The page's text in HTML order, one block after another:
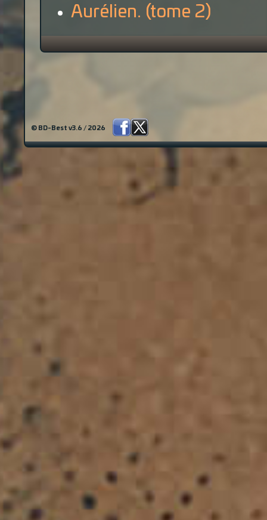
Aurélien. (tome 2)
© BD-Best v3.6 / 2026